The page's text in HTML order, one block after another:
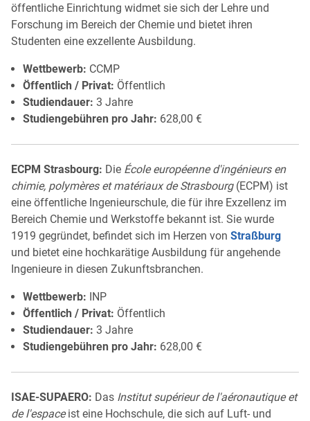
öffentliche Einrichtung widmet sie sich der Lehre und
Forschung im Bereich der Chemie und bietet ihren
Studenten eine exzellente Ausbildung.
Wettbewerb: CCMP
Öffentlich / Privat: Öffentlich
Studiendauer: 3 Jahre
Studiengebühren pro Jahr: 628,00 €
ECPM Strasbourg: Die École européenne d'ingénieurs en
chimie, polymères et matériaux de Strasbourg(ECPM) ist
eine öffentliche Ingenieurschule, die für ihre Exzellenz im
Bereich Chemie und Werkstoffe bekannt ist. Sie wurde
1919 gegründet, befindet sich im Herzen von Straßburg
und bietet eine hochkarätige Ausbildung für angehende
Ingenieure in diesen Zukunftsbranchen.
Wettbewerb: INP
Öffentlich / Privat: Öffentlich
Studiendauer: 3 Jahre
Studiengebühren pro Jahr: 628,00 €
ISAE-SUPAERO: Das Institut supérieur de l'aéronautique et
de l'espaceist eine Hochschule, die sich auf Luft- und